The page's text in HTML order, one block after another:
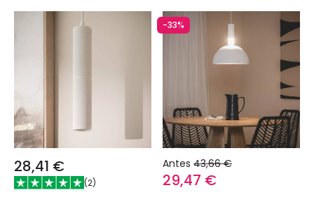
28,41 €
(2)
-33%
Antes 43,66 €
29,47 €